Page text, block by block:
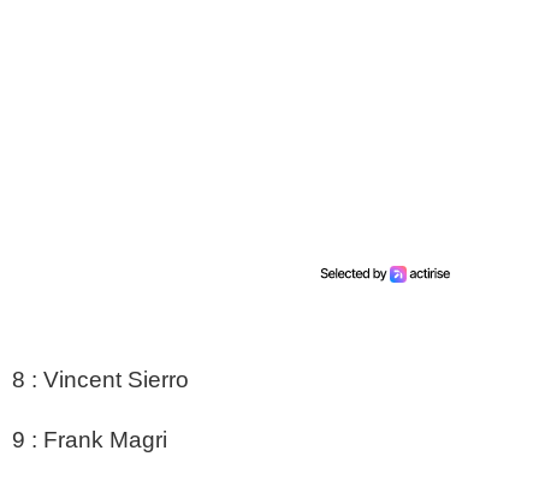
8 : Vincent Sierro
9 : Frank Magri